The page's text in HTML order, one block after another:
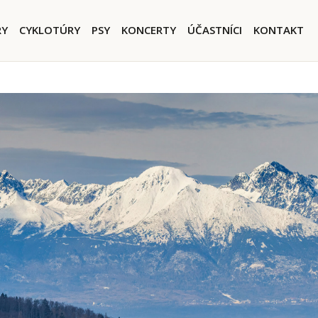
CYKLOTÚRY PSY KONCERTY ÚČASTNÍCI KONTAKT